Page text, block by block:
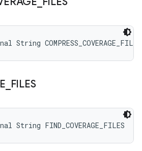
COMPRESS_COVERAGE_FILES
FILES
FIND_COVERAGE_FILES